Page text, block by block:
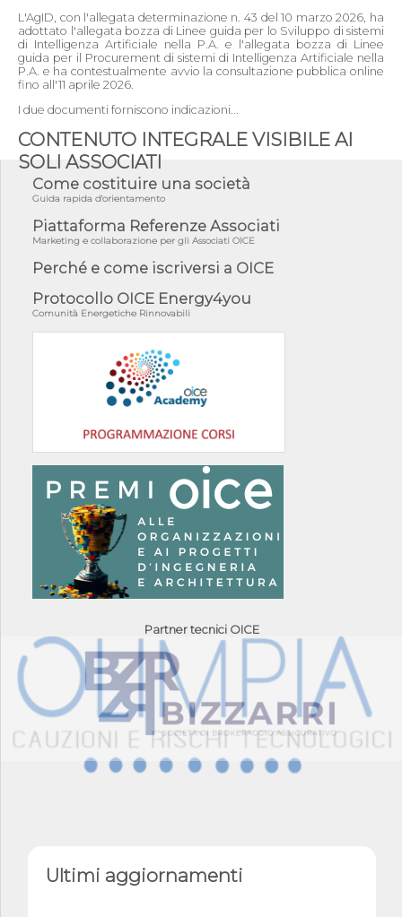
L'AgID, con l'allegata determinazione n. 43 del 10 marzo 2026, ha
adottato l'allegata bozza di Linee guida per lo Sviluppo di sistemi
di Intelligenza Artificiale nella P.A. e l'allegata bozza di Linee
guida per il Procurement di sistemi di Intelligenza Artificiale nella
P.A. e ha contestualmente avvio la consultazione pubblica online
fino all'11 aprile 2026.
I due documenti forniscono indicazioni...
CONTENUTO INTEGRALE VISIBILE AI
SOLI ASSOCIATI
Come costituire una società
Guida rapida d'orientamento
Piattaforma Referenze Associati
Marketing e collaborazione per gli Associati OICE
Perché e come iscriversi a OICE
Protocollo OICE Energy4you
Comunità Energetiche Rinnovabili
Partner tecnici OICE
Ultimi aggiornamenti